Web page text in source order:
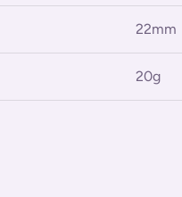
22mm
20g